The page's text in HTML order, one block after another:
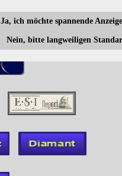
Ja, ich möchte spannende
Nein, bitte langweiligen